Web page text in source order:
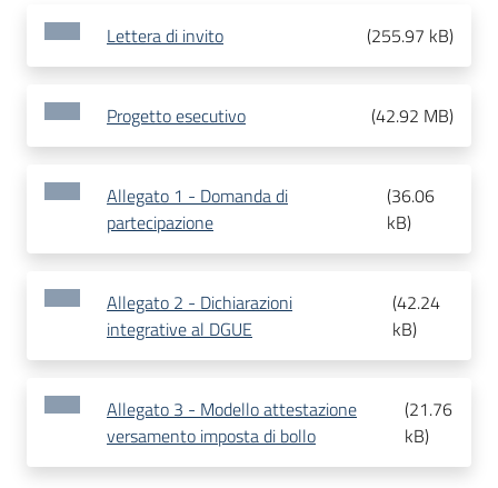
Lettera di invito (255.97 kB)
Progetto esecutivo (42.92 MB)
Allegato 1 - Domanda di
partecipazione
(36.06
kB)
Allegato 2 - Dichiarazioni
integrative al DGUE
(42.24
kB)
Allegato 3 - Modello attestazione
versamento imposta di bollo
(21.76
kB)